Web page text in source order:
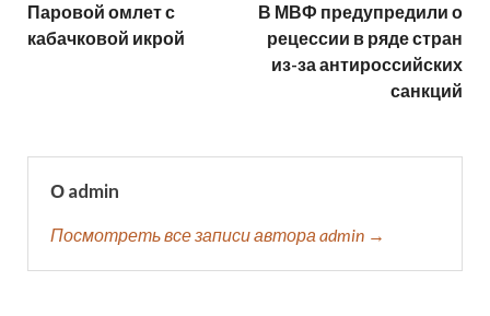
Паровой омлет с
кабачковой икрой
В МВФ предупредили о
рецессии в ряде стран
из-за антироссийских
санкций
О admin
Посмотреть все записи автора admin →